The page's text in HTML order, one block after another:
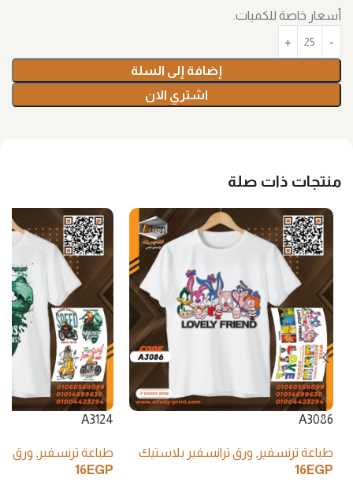
أسعار خاصة للكميات.
إضافة إلى السلة
اشتري الان
منتجات ذات صلة
A3086
طباعة ترنسفير ورق ترانسفير بلاستيك
16EGP
A3124
طباعة ترنسفير ورق
16EGP